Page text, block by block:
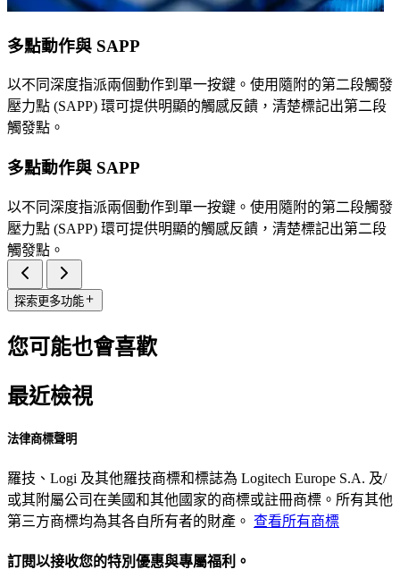
多點動作與 SAPP
以不同深度指派兩個動作到單一按鍵。使用隨附的第二段觸發
壓力點 (SAPP) 環可提供明顯的觸感反饋，清楚標記出第二段
觸發點。
多點動作與 SAPP
以不同深度指派兩個動作到單一按鍵。使用隨附的第二段觸發
壓力點 (SAPP) 環可提供明顯的觸感反饋，清楚標記出第二段
觸發點。
探索更多功能
您可能也會喜歡
最近檢視
法律商標聲明
羅技、Logi 及其他羅技商標和標誌為 Logitech Europe S.A. 及/
或其附屬公司在美國和其他國家的商標或註冊商標。所有其他
第三方商標均為其各自所有者的財產。 查看所有商標
訂閱以接收您的特別優惠與專屬福利。